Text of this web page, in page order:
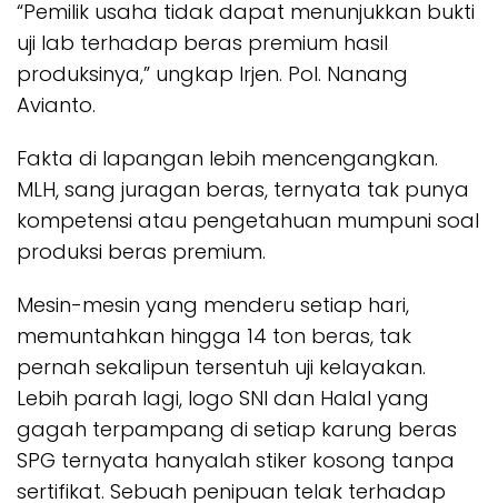
“Pemilik usaha tidak dapat menunjukkan bukti
uji lab terhadap beras premium hasil
produksinya,” ungkap Irjen. Pol. Nanang
Avianto.
Fakta di lapangan lebih mencengangkan.
MLH, sang juragan beras, ternyata tak punya
kompetensi atau pengetahuan mumpuni soal
produksi beras premium.
Mesin-mesin yang menderu setiap hari,
memuntahkan hingga 14 ton beras, tak
pernah sekalipun tersentuh uji kelayakan.
Lebih parah lagi, logo SNI dan Halal yang
gagah terpampang di setiap karung beras
SPG ternyata hanyalah stiker kosong tanpa
sertifikat. Sebuah penipuan telak terhadap